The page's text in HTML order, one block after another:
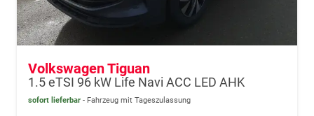
Volkswagen Tiguan
1.5 eTSI 96 kW Life Navi ACC LED AHK
sofort lieferbar Fahrzeug mit Tageszulassung